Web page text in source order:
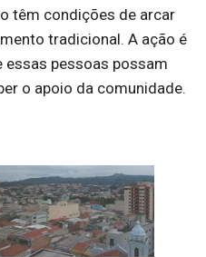
têm condições de arcar
tradicional. A ação é
essas pessoas possam
o apoio da comunidade.